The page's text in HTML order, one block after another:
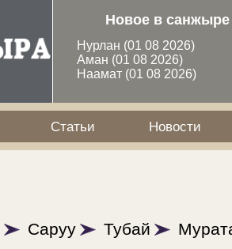
Новое в санжыре
Нурлан (01 08 2026)
Аман (01 08 2026)
Наамат (01 08 2026)
Статьи Новости
Саруу Тубай